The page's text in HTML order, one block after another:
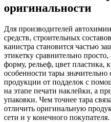
оригинальности
Для производителей
средств, строительных
канистра становится частью
этикетку сравнительно
форму, рельеф, цвет пластика,
особенности тары
продукции от подделок с
на этапе печати наклейки, а
упаковки. Чем точнее тара
отличить оригинальную
сети и у конечного покупателя.